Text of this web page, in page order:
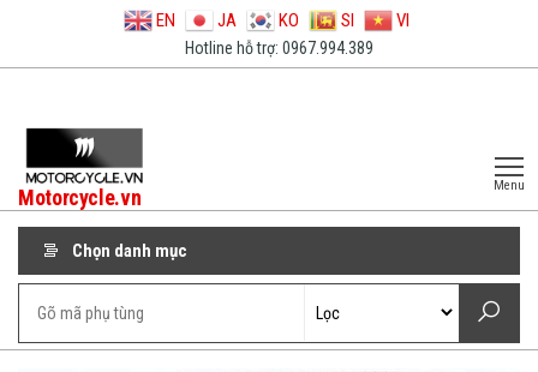
EN JA KO SI VI
Hotline hỗ trợ: 0967.994.389
Motorcycle.vn Menu
Chọn danh mục